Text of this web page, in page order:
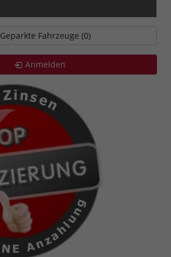
Geparkte Fahrzeuge (0)
Anmelden